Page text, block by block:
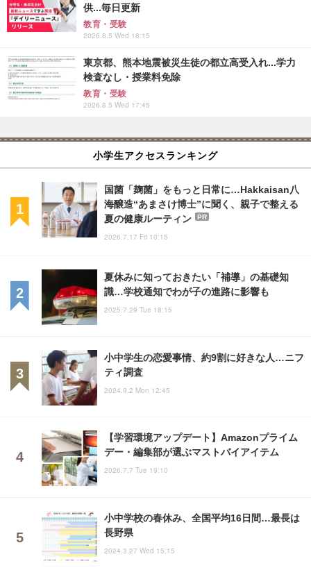
供...毎日更新
教育・受験
2026.8.5 Wed 18:15
東京都、熊本地震被災生徒の都立高受入れ...学力
検査なし・授業料免除
教育・受験
2026.8.5 Wed 17:45
小学生アクセスランキング
国菌「麹菌」をもっと日常に…Hakkaisan八
海醸造“あまさけ博士”に聞く、親子で整える
夏の健康ルーティン
PR
2026.7.17 Fri 10:15
夏休みに知っておきたい「補導」の基礎知
識…学校通知でわが子の進路に影響も
2025.7.29 Tue 18:15
小中学生の恋愛事情、約9割に好きな人…ニフ
ティ調査
2024.9.2 Mon 12:45
【学習環境アップデート】Amazonプライム
デー・編集部が選ぶマストバイアイテム
2026.7.7 Tue 19:10
小中学校の春休み、全国平均16日間…最長は
長野県
2024.3.27 Wed 15:15